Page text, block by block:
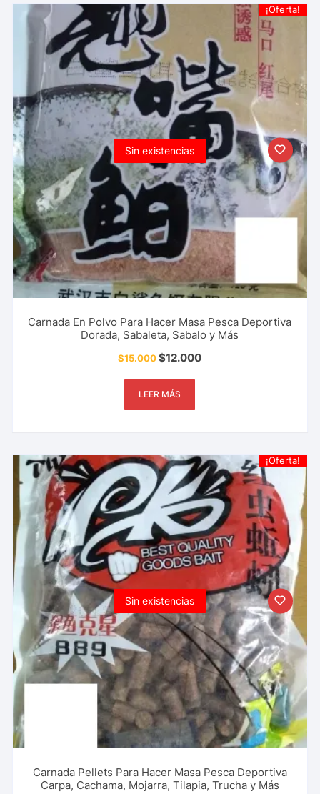
Sin existencias
¡Oferta!
Carnada En Polvo Para Hacer Masa Pesca Deportiva
Dorada, Sabaleta, Sabalo y Más
$15.000$12.000
LEER MÁS
Sin existencias
¡Oferta!
Carnada Pellets Para Hacer Masa Pesca Deportiva
Carpa, Cachama, Mojarra, Tilapia, Trucha y Más